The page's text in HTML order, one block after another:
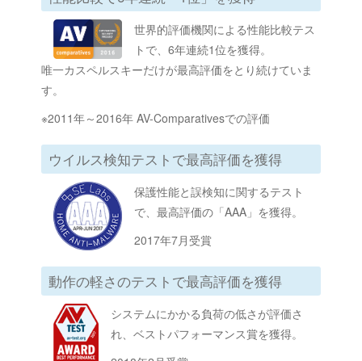
世界的評価機関による性能比較テス
トで、6年連続1位を獲得。
唯一カスペルスキーだけが最高評価をとり続けていま
す。
※2011年～2016年 AV-Comparativesでの評価
ウイルス検知テストで最高評価を獲得
保護性能と誤検知に関するテスト
で、最高評価の「AAA」を獲得。
2017年7月受賞
動作の軽さのテストで最高評価を獲得
システムにかかる負荷の低さが評価さ
れ、ベストパフォーマンス賞を獲得。